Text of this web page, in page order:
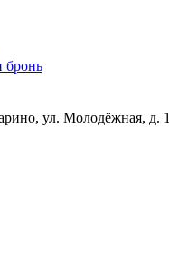
бронь
ул. Молодёжная, д. 1